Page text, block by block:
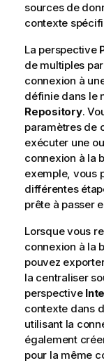
sources de
contexte
La perspective
de multiples
connexion à
définie dans le
Repository.
paramètres de
exécuter une
connexion à la
exemple, vous
différentes
prête à passer
Lorsque vous
connexion à la
pouvez
la centraliser
perspective
contexte dans
utilisant la
également
pour la même